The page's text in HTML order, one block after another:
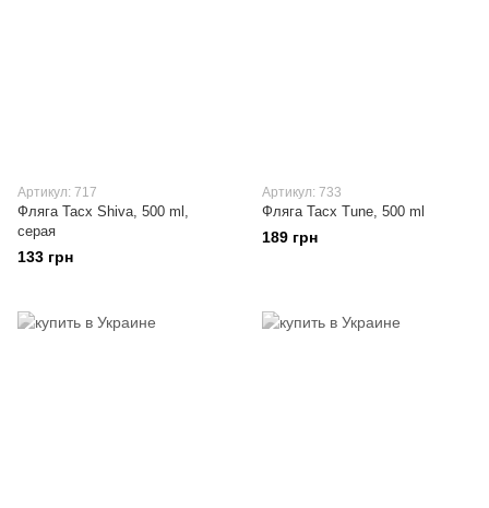
Артикул: 717
Фляга Tacx Shiva, 500 ml,
серая
133 грн
Артикул: 733
Фляга Tacx Tune, 500 ml
189 грн